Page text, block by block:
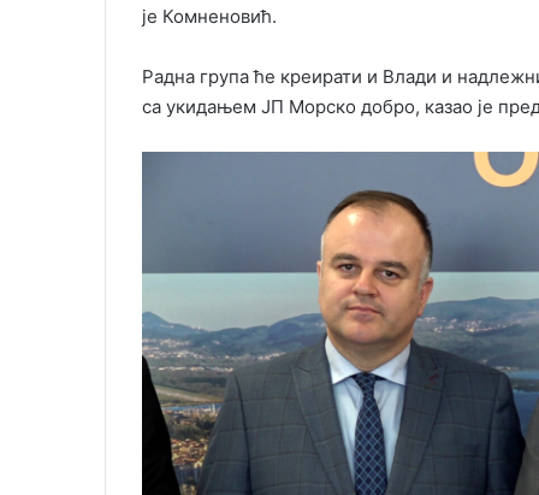
је Комненовић.
Радна група ће креирати и Влади и
са укидањем ЈП Морско добро, казао је